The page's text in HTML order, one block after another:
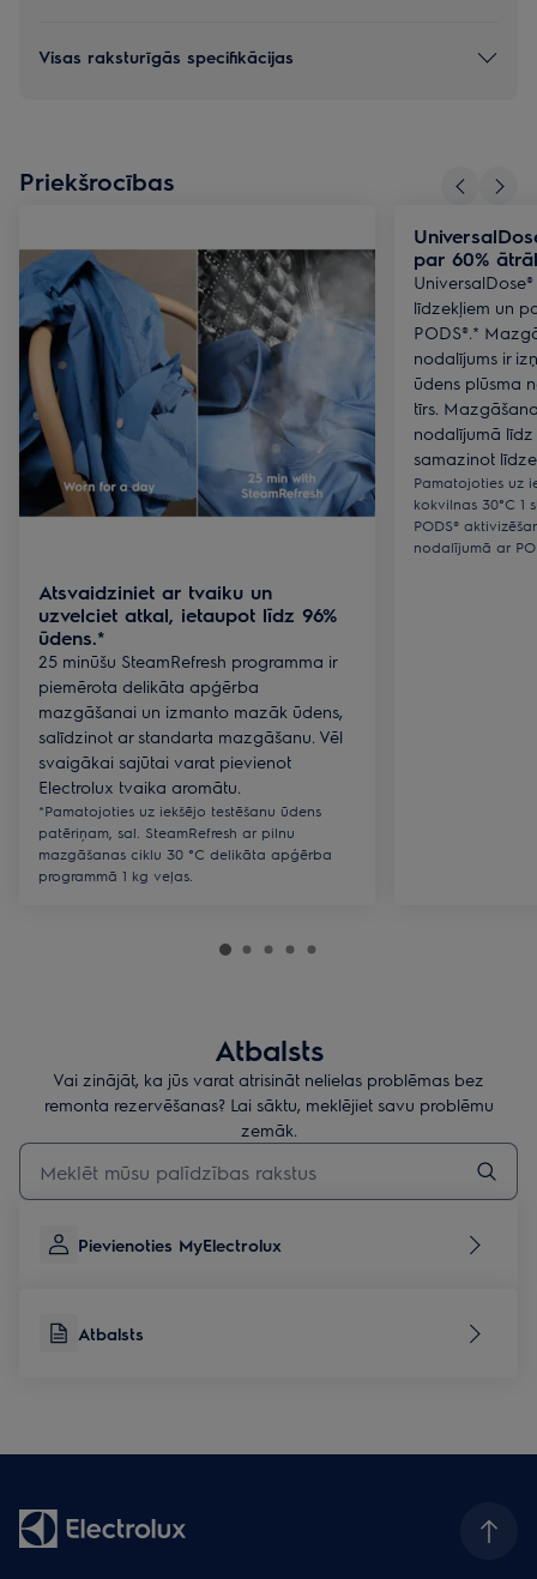
Visas raksturīgās specifikācijas
Priekšrocības
Atsvaidziniet ar tvaiku un
uzvelciet atkal, ietaupot līdz 96%
ūdens.*
25 minūšu SteamRefresh programma ir
piemērota delikāta apģērba
mazgāšanai un izmanto mazāk ūdens,
salīdzinot ar standarta mazgāšanu. Vēl
svaigākai sajūtai varat pievienot
Electrolux tvaika aromātu.
*Pamatojoties uz iekšējo testēšanu ūdens
patēriņam, sal. SteamRefresh ar pilnu
mazgāšanas ciklu 30 °C delikāta apģērba
programmā 1 kg veļas.
par 60%
līdzekļiem un
PODS®.*
nodalījums ir
ūdens plūsma
tīrs.
nodalījumā
samazinot
Pamatojoties uz
kokvilnas 30°C 1
PODS®
nodalījumā ar
Atbalsts
Vai zinājāt, ka jūs varat atrisināt nelielas problēmas bez
remonta rezervēšanas? Lai sāktu, meklējiet savu problēmu
zemāk.
Rakstiet, lai meklētu rakstus par atbalstu
Pievienoties MyElectrolux
Atbalsts